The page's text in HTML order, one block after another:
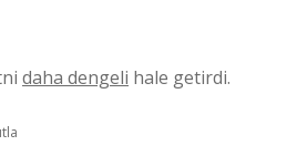
daha dengeli hale getirdi.